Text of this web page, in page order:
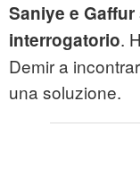
Saniye e
interrogatorio.
Demir a
una soluzione.